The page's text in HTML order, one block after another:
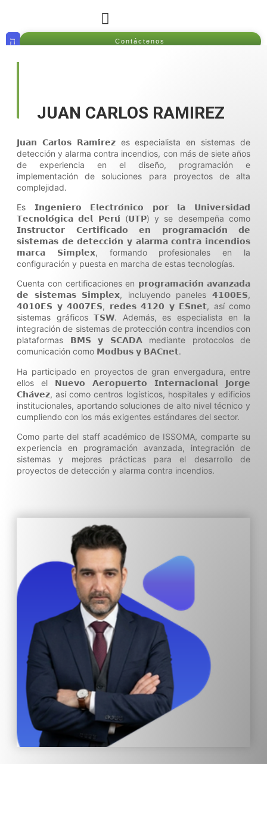
Contáctenos
JUAN CARLOS RAMIREZ
𝗝𝘂𝗮𝗻 𝗖𝗮𝗿𝗹𝗼𝘀 𝗥𝗮𝗺𝗶́𝗿𝗲𝘇 es especialista en sistemas de
detección y alarma contra incendios, con más de siete años
de experiencia en el diseño, programación e
implementación de soluciones para proyectos de alta
complejidad.
Es 𝗜𝗻𝗴𝗲𝗻𝗶𝗲𝗿𝗼 𝗘𝗹𝗲𝗰𝘁𝗿𝗼́𝗻𝗶𝗰𝗼 𝗽𝗼𝗿 𝗹𝗮 𝗨𝗻𝗶𝘃𝗲𝗿𝘀𝗶𝗱𝗮𝗱
𝗧𝗲𝗰𝗻𝗼𝗹𝗼́𝗴𝗶𝗰𝗮 𝗱𝗲𝗹 𝗣𝗲𝗿𝘂́ (𝗨𝗧𝗣) y se desempeña como
𝗜𝗻𝘀𝘁𝗿𝘂𝗰𝘁𝗼𝗿 𝗖𝗲𝗿𝘁𝗶𝗳𝗶𝗰𝗮𝗱𝗼 𝗲𝗻 𝗽𝗿𝗼𝗴𝗿𝗮𝗺𝗮𝗰𝗶𝗼́𝗻 𝗱𝗲
𝘀𝗶𝘀𝘁𝗲𝗺𝗮𝘀 𝗱𝗲 𝗱𝗲𝘁𝗲𝗰𝗰𝗶𝗼́𝗻 𝘆 𝗮𝗹𝗮𝗿𝗺𝗮 𝗰𝗼𝗻𝘁𝗿𝗮 𝗶𝗻𝗰𝗲𝗻𝗱𝗶𝗼𝘀
𝗺𝗮𝗿𝗰𝗮 𝗦𝗶𝗺𝗽𝗹𝗲𝘅, formando profesionales en la
configuración y puesta en marcha de estas tecnologías.
Cuenta con certificaciones en 𝗽𝗿𝗼𝗴𝗿𝗮𝗺𝗮𝗰𝗶𝗼́𝗻 𝗮𝘃𝗮𝗻𝘇𝗮𝗱𝗮
𝗱𝗲 𝘀𝗶𝘀𝘁𝗲𝗺𝗮𝘀 𝗦𝗶𝗺𝗽𝗹𝗲𝘅, incluyendo paneles 𝟰𝟭𝟬𝟬𝗘𝗦,
𝟰𝟬𝟭𝟬𝗘𝗦 𝘆 𝟰𝟬𝟬𝟳𝗘𝗦, 𝗿𝗲𝗱𝗲𝘀 𝟰𝟭𝟮𝟬 𝘆 𝗘𝗦𝗻𝗲𝘁, así como
sistemas gráficos 𝗧𝗦𝗪. Además, es especialista en la
integración de sistemas de protección contra incendios con
plataformas 𝗕𝗠𝗦 𝘆 𝗦𝗖𝗔𝗗𝗔 mediante protocolos de
comunicación como 𝗠𝗼𝗱𝗯𝘂𝘀 𝘆 𝗕𝗔𝗖𝗻𝗲𝘁.
Ha participado en proyectos de gran envergadura, entre
ellos el 𝗡𝘂𝗲𝘃𝗼 𝗔𝗲𝗿𝗼𝗽𝘂𝗲𝗿𝘁𝗼 𝗜𝗻𝘁𝗲𝗿𝗻𝗮𝗰𝗶𝗼𝗻𝗮𝗹 𝗝𝗼𝗿𝗴𝗲
𝗖𝗵𝗮́𝘃𝗲𝘇, así como centros logísticos, hospitales y edificios
institucionales, aportando soluciones de alto nivel técnico y
cumpliendo con los más exigentes estándares del sector.
Como parte del staff académico de ISSOMA, comparte su
experiencia en programación avanzada, integración de
sistemas y mejores prácticas para el desarrollo de
proyectos de detección y alarma contra incendios.